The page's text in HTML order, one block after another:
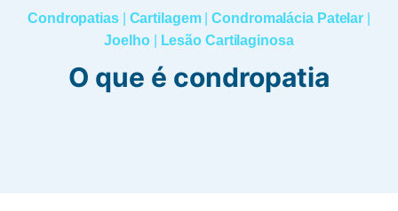
Condropatias| Cartilagem|Condromalácia Patelar
Joelho| Lesão Cartilaginosa
O que é condropatia